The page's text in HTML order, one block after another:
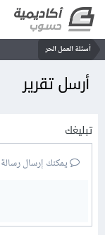
أسئلة العمل الحر
أرسل تقرير
تبليغك
يمكنك إرسال